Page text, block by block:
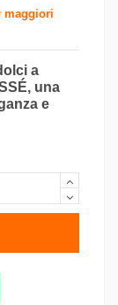
maggiori
a
una
e